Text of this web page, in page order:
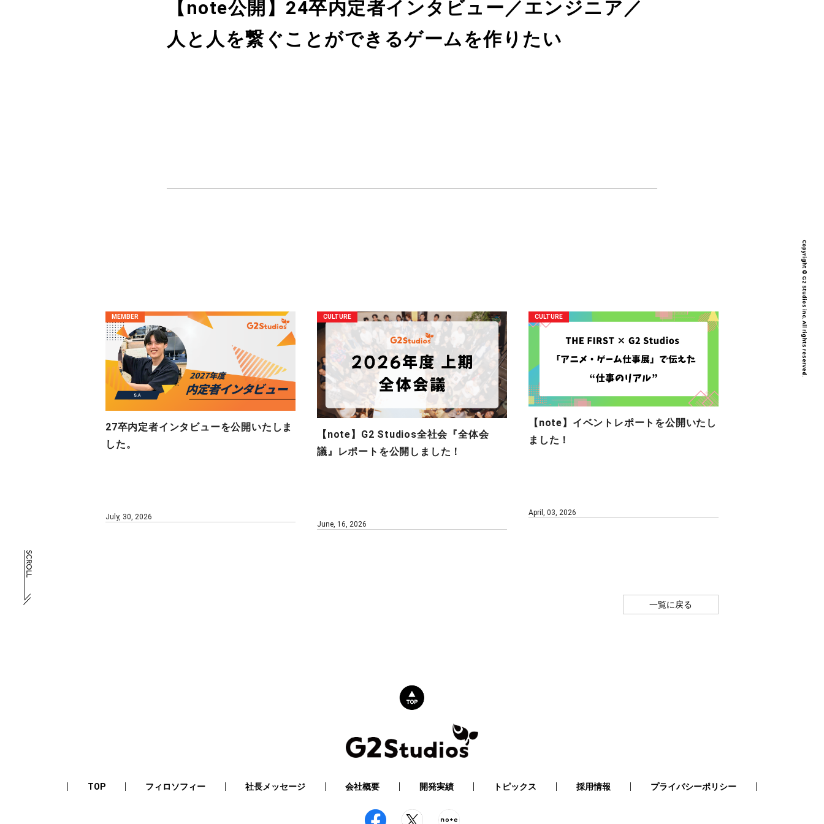
Copyright © G2 Studios inc. All rights reserved.
【note公開】24卒内定者インタビュー／エンジニア／
人と人を繋ぐことができるゲームを作りたい
MEMBER
27卒内定者インタビューを公開いたしま
した。
July, 30, 2026
CULTURE
【note】G2 Studios全社会『全体会
議』レポートを公開しました！
June, 16, 2026
CULTURE
【note】イベントレポートを公開いたし
ました！
April, 03, 2026
一覧に戻る
TOP フィロソフィー 社長メッセージ 会社概要 開発実績 トピックス 採用情報 プライバシーポリシー